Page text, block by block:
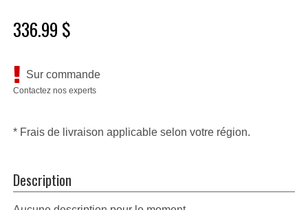
336.99 $
Sur commande
Contactez nos experts
* Frais de livraison applicable selon votre région.
Description